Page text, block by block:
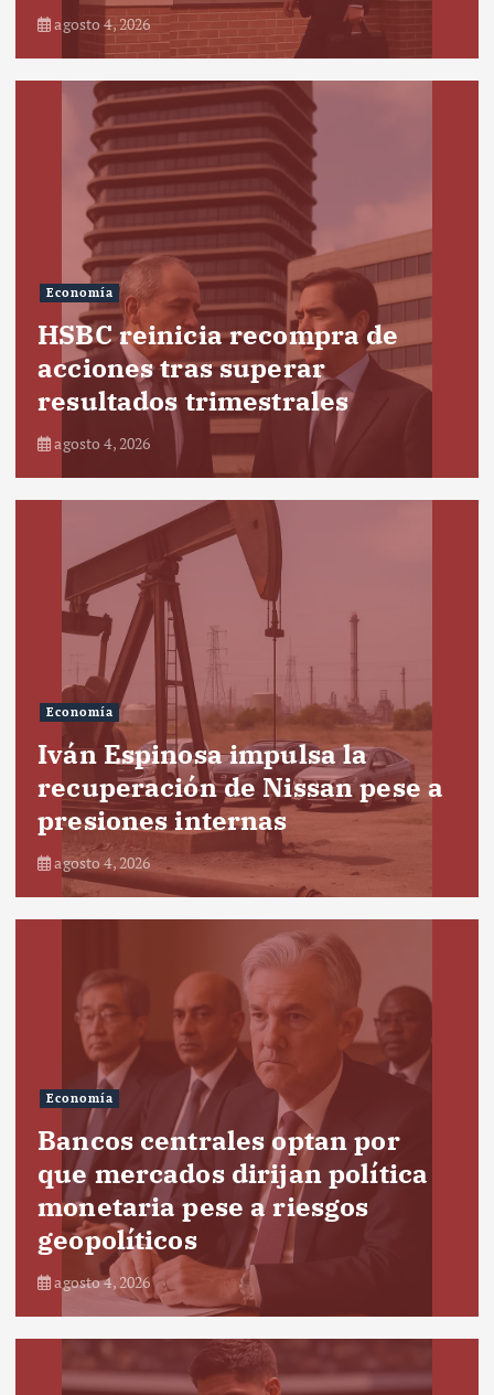
agosto 4, 2026
Economía
HSBC reinicia recompra de
acciones tras superar
resultados trimestrales
agosto 4, 2026
Economía
Iván Espinosa impulsa la
recuperación de Nissan pese a
presiones internas
agosto 4, 2026
Economía
Bancos centrales optan por
que mercados dirijan política
monetaria pese a riesgos
geopolíticos
agosto 4, 2026